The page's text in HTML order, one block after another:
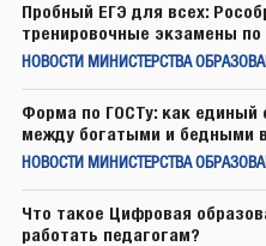
Пробный ЕГЭ для всех:
тренировочные экзамены по
НОВОСТИ МИНИСТЕРСТВА
Форма по ГОСТу: как единый
между богатыми и бедными
НОВОСТИ МИНИСТЕРСТВА
Что такое Цифровая
работать педагогам?